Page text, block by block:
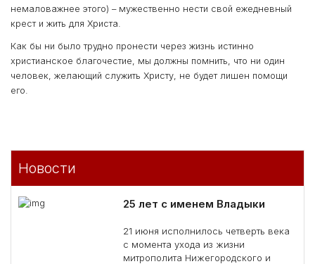
немаловажнее этого) – мужественно нести свой ежедневный
крест и жить для Христа.
Как бы ни было трудно пронести через жизнь истинно
христианское благочестие, мы должны помнить, что ни один
человек, желающий служить Христу, не будет лишен помощи
его.
Новости
25 лет с именем Владыки
21 июня исполнилось четверть века
с момента ухода из жизни
митрополита Нижегородского и